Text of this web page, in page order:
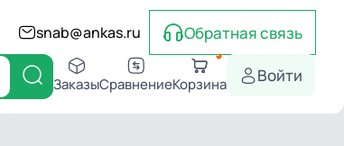
snab@ankas.ru Обратная связь
ЗаказыСравнениеКорзина Войти